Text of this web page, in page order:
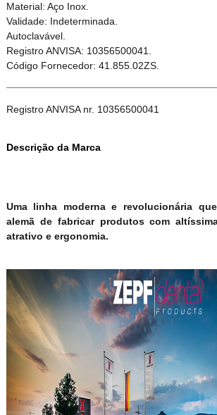
Material: Aço Inox.
Validade: Indeterminada.
Autoclavável.
Registro ANVISA: 10356500041.
Código Fornecedor: 41.855.02ZS.
Registro ANVISA nr. 10356500041
Descrição da Marca
Uma linha moderna e revolucionária
alemã de fabricar produtos com
atrativo e ergonomia.